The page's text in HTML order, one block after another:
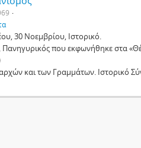
30 Νοεμβρίου, Ιστορικό.
που εκφωνήθηκε στα
και των Γραμμάτων. Ιστορικό